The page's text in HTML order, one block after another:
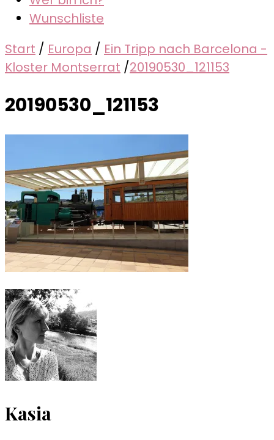
Wunschliste
Start / Europa / Ein Tripp nach Barcelona -
Kloster Montserrat /20190530_121153
20190530_121153
Kasia